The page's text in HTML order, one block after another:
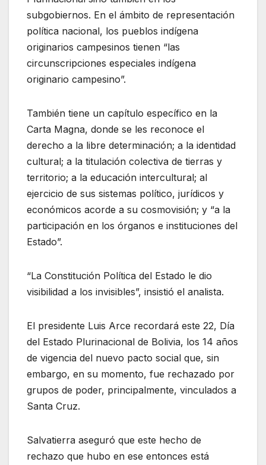
subgobiernos. En el ámbito de representación
política nacional, los pueblos indígena
originarios campesinos tienen “las
circunscripciones especiales indígena
originario campesino”.
También tiene un capítulo específico en la
Carta Magna, donde se les reconoce el
derecho a la libre determinación; a la identidad
cultural; a la titulación colectiva de tierras y
territorio; a la educación intercultural; al
ejercicio de sus sistemas político, jurídicos y
económicos acorde a su cosmovisión; y “a la
participación en los órganos e instituciones del
Estado”.
“La Constitución Política del Estado le dio
visibilidad a los invisibles”, insistió el analista.
El presidente Luis Arce recordará este 22, Día
del Estado Plurinacional de Bolivia, los 14 años
de vigencia del nuevo pacto social que, sin
embargo, en su momento, fue rechazado por
grupos de poder, principalmente, vinculados a
Santa Cruz.
Salvatierra aseguró que este hecho de
rechazo que hubo en ese entonces está